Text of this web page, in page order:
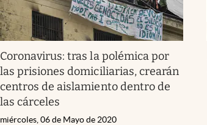
Coronavirus: tras la polémica por
las prisiones domiciliarias, crearán
centros de aislamiento dentro de
las cárceles
miércoles, 06 de Mayo de 2020